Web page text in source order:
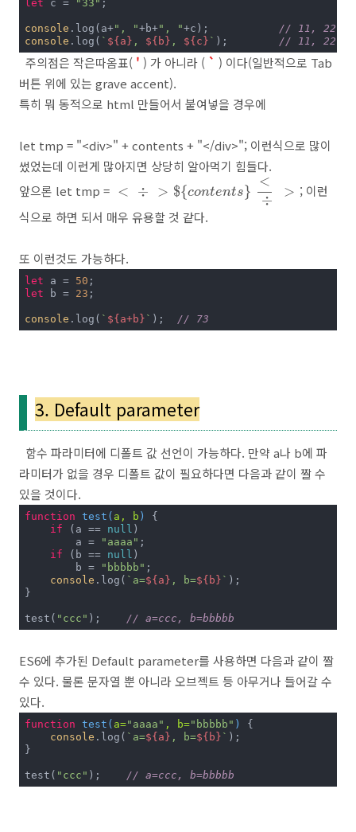
let c = "33" ;
console .log(a+", "+b+", "
// 11, 22,
console .log( ` ${a} , ${b} , ${c} ` // 11, 22,
주의점은 작은따옴표( ' ) 가 아니라 ( ` ) 이다(일반적으로 Tab
버튼 위에 있는 grave accent).
특히 뭐 동적으로 html 만들어서 붙여넣을 경우에
let tmp = "<div>" + contents + "</div>"; 이런식으로 많이
썼었는데 이런게 많아지면 상당히 알아먹기 힘들다.
앞으론 let tmp = < ÷ > ${contents}
<
÷
>
÷>$ {co n te nt s} < ÷>
; 이런
식으로 하면 되서 매우 유용할 것 같다.
또 이런것도 가능하다.
let a = 50
let b = 23 ;
console .log( ` ${a+b} ` // 73
3. Default parameter
함수 파라미터에 디폴트 값 선언이 가능하다. 만약 a나 b에 파
라미터가 없을 경우 디폴트 값이 필요하다면 다음과 같이 짤 수
있을 것이다.
function test ( a, b ) {
if (a == null )
        a =
"aaaa" ;
if (b == null )
        b =
"bbbbb" ;
console .log( `a=${a} , b=${b} ` );
}
test( "ccc" // a=ccc, b=bbbbb
ES6에 추가된 Default parameter를 사용하면 다음과 같이 짤
수 있다. 물론 문자열 뿐 아니라 오브젝트 등 아무거나 들어갈 수
있다.
function test ( a="aaaa" , b="bbbbb" ) {
console .log( `a=${a} , b=${b} ` );
}
test( "ccc" // a=ccc, b=bbbbb